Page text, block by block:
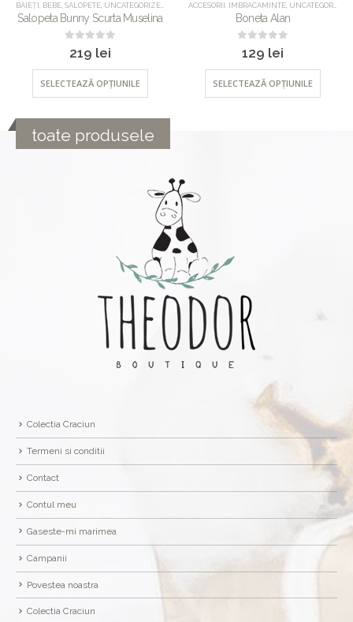
ACCESORII,IMBRACAMINTE,UNCATEGORIZED
Boneta Alan
out of 5
129 lei
SELECTEAZĂ OPȚIUNILE
BĂIEȚI,BEBE,IMBRACAMINTE,PANTALONI
Pantalonii Cesaire
out of 5
189 lei
SELECTEAZĂ OPȚIUNILE
toate produsele
Colectia Craciun
Termeni si conditii
Contact
Contul meu
Gaseste-mi marimea
Campanii
Povestea noastra
Colectia Craciun